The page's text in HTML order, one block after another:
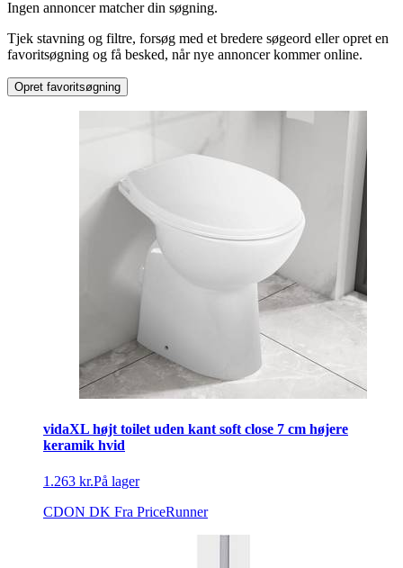
Toilet
Ingen annoncer matcher din søgning.
Tjek stavning og filtre, forsøg med et bredere søgeord eller opret en
favoritsøgning og få besked, når nye annoncer kommer online.
Opret favoritsøgning
vidaXL højt toilet uden kant soft close 7 cm højere
keramik hvid
1.263 kr.På lager
CDON DK Fra PriceRunner